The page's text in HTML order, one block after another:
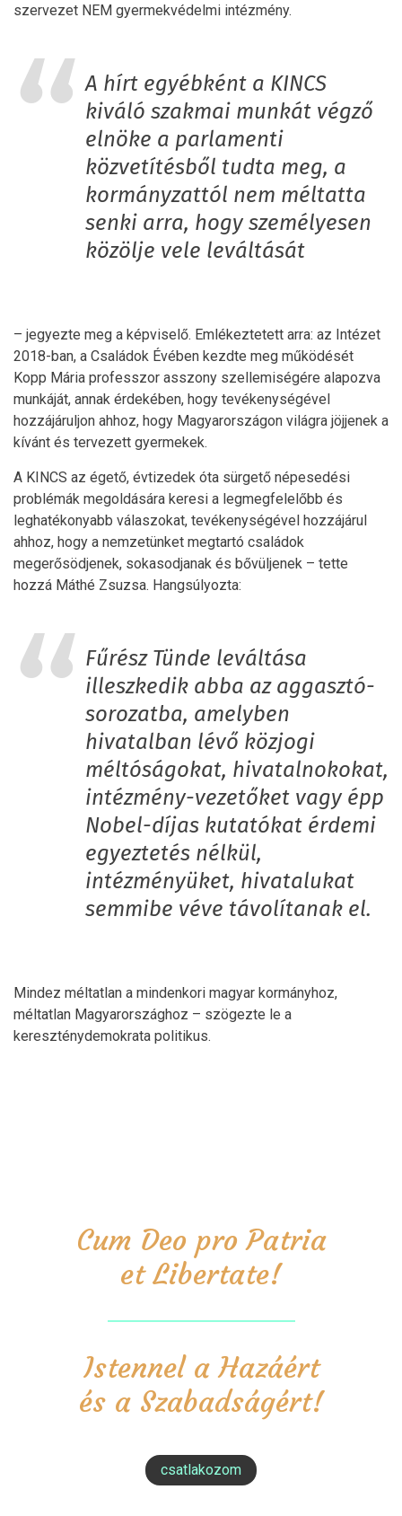
szervezet NEM gyermekvédelmi intézmény.
A hírt egyébként a KINCS
kiváló szakmai munkát végző
elnöke a parlamenti
közvetítésből tudta meg, a
kormányzattól nem méltatta
senki arra, hogy személyesen
közölje vele leváltását
– jegyezte meg a képviselő. Emlékeztetett arra: az Intézet
2018-ban, a Családok Évében kezdte meg működését
Kopp Mária professzor asszony szellemiségére alapozva
munkáját, annak érdekében, hogy tevékenységével
hozzájáruljon ahhoz, hogy Magyarországon világra jöjjenek a
kívánt és tervezett gyermekek.
A KINCS az égető, évtizedek óta sürgető népesedési
problémák megoldására keresi a legmegfelelőbb és
leghatékonyabb válaszokat, tevékenységével hozzájárul
ahhoz, hogy a nemzetünket megtartó családok
megerősödjenek, sokasodjanak és bővüljenek – tette
hozzá Máthé Zsuzsa. Hangsúlyozta:
Fűrész Tünde leváltása
illeszkedik abba az aggasztó-
sorozatba, amelyben
hivatalban lévő közjogi
méltóságokat, hivatalnokokat,
intézmény-vezetőket vagy épp
Nobel-díjas kutatókat érdemi
egyeztetés nélkül,
intézményüket, hivatalukat
semmibe véve távolítanak el.
Mindez méltatlan a mindenkori magyar kormányhoz,
méltatlan Magyarországhoz – szögezte le a
kereszténydemokrata politikus.
Cum Deo pro Patria
et Libertate!
Istennel a Hazáért
és a Szabadságért!
csatlakozom